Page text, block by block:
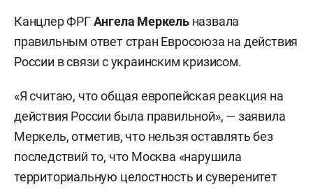
Канцлер ФРГАнгела Меркельназвала
правильным ответ стран Евросоюза на действия
России в связи с украинским кризисом.
«Я считаю, что общая европейская реакция на
действия России была правильной», — заявила
Меркель, отметив, что нельзя оставлять без
последствий то, что Москва «нарушила
территориальную целостность и суверенитет